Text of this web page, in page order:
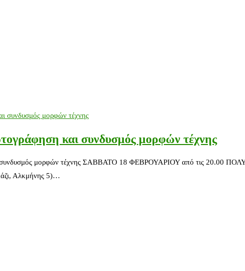
και συνδυσμός μορφών τέχνης
μορφών τέχνης ΣΑΒΒΑΤΟ 18 ΦΕΒΡΟΥΑΡΙΟΥ από τις 20.00
Αλκμήνης 5)…